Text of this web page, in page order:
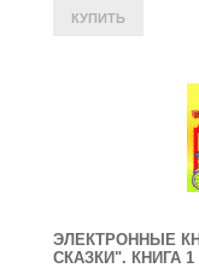
ЭЛЕКТРОННЫЕ
СКАЗКИ". КНИГА 1